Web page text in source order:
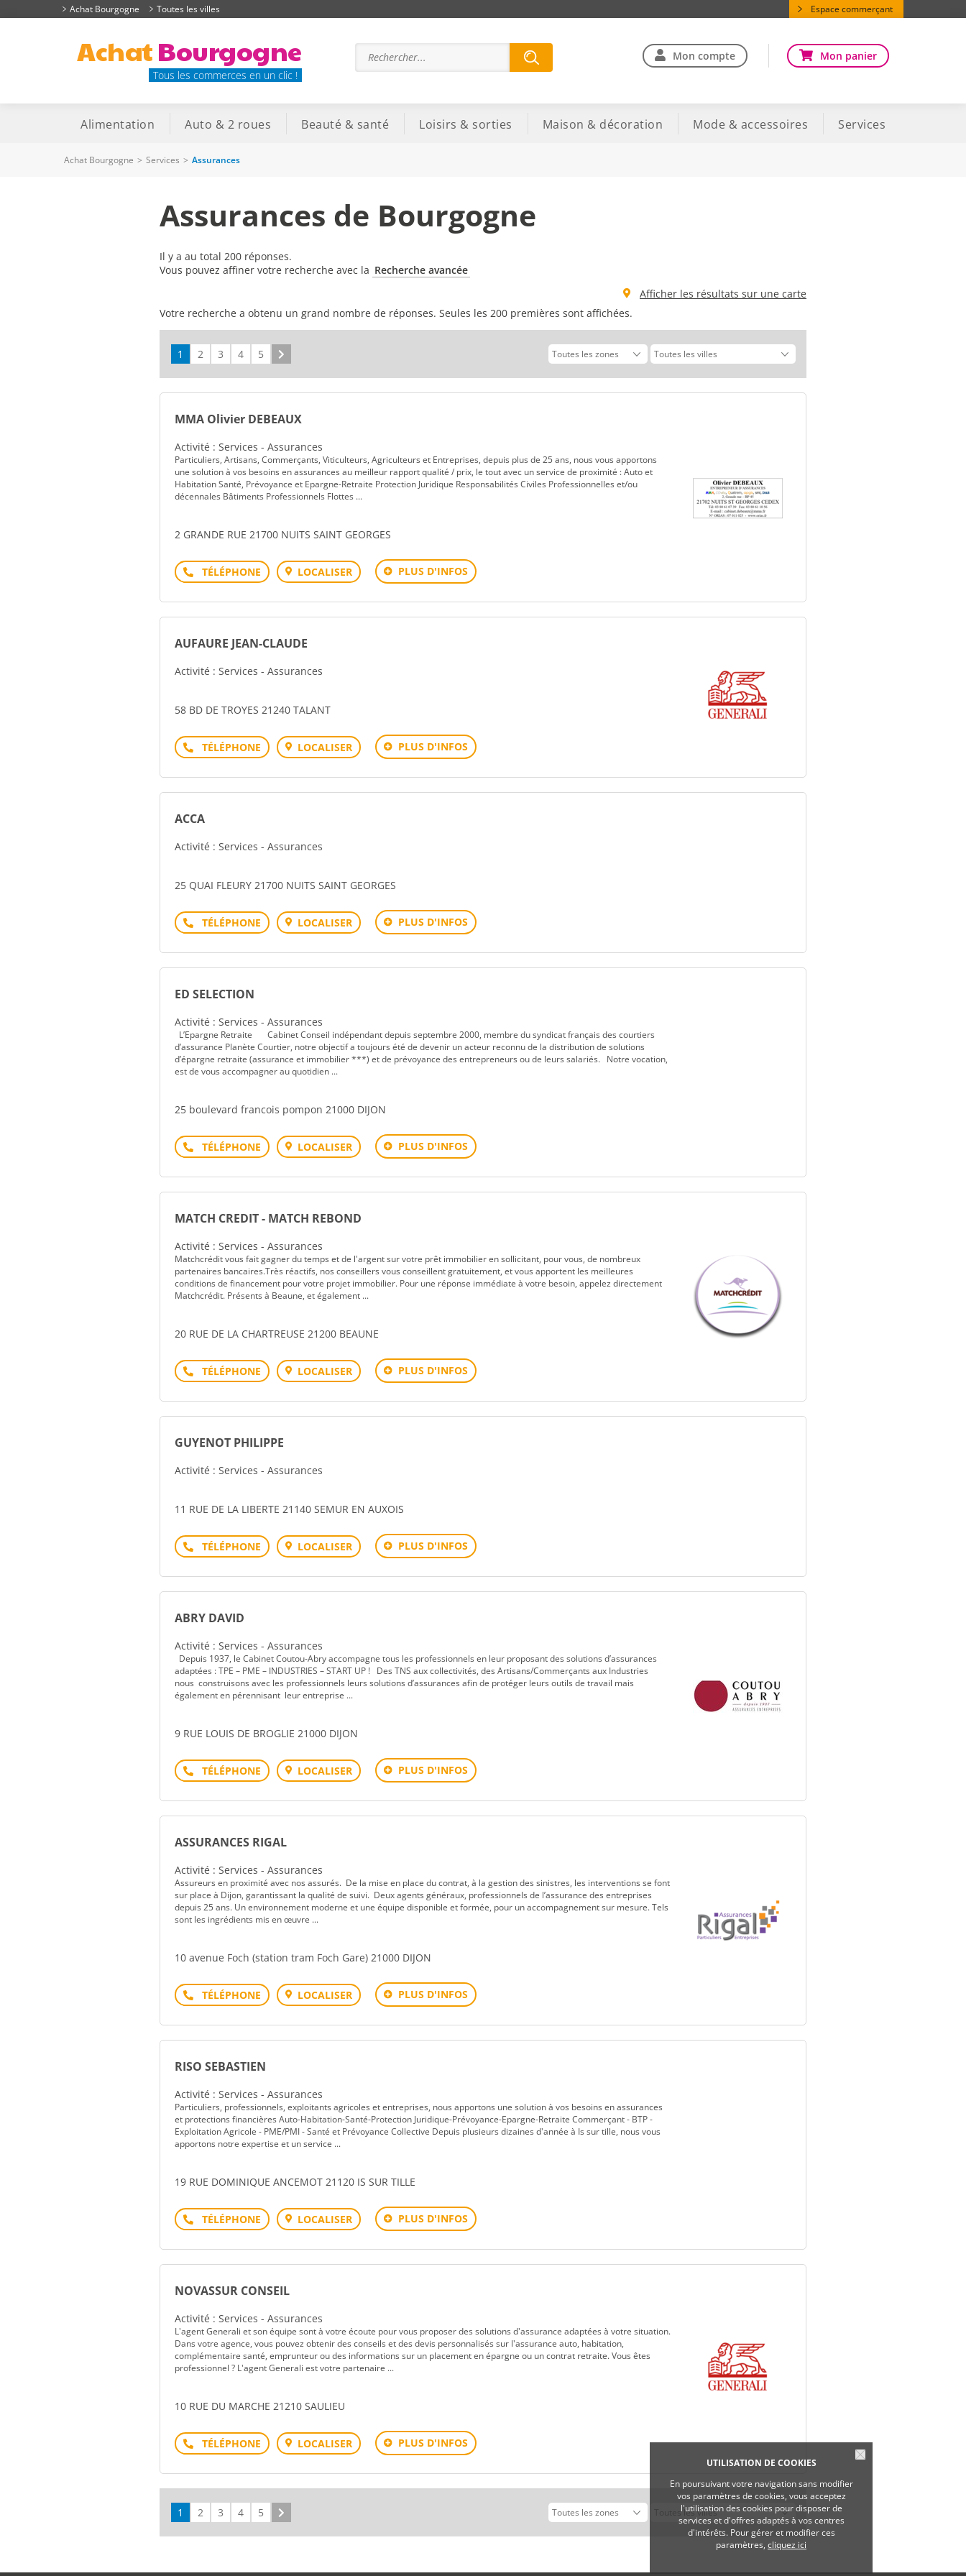
UTILISATION DE COOKIES
En poursuivant votre navigation sans modifier
vos paramètres de cookies, vous acceptez
l'utilisation des cookies pour disposer de
services et d'offres adaptés à vos centres
d'intérêts. Pour gérer et modifier ces
paramètres, cliquez ici
Achat Bourgogne Toutes les villes Espace commerçant
AchatBourgogne
Tous les commerces en un clic !
Mon compte Mon panier
Alimentation Auto & 2 roues Beauté & santé Loisirs & sorties Maison & décoration Mode & accessoires Services
Achat Bourgogne > Services > Assurances
Assurances de Bourgogne
Il y a au total 200 réponses.
Vous pouvez affiner votre recherche avec la Recherche avancée
Afficher les résultats sur une carte
Votre recherche a obtenu un grand nombre de réponses. Seules les 200 premières sont affichées.
1 2 3 4 5
MMA Olivier DEBEAUX
Activité : Services - Assurances
Particuliers, Artisans, Commerçants, Viticulteurs, Agriculteurs et Entreprises, depuis plus de 25 ans, nous vous apportons
une solution à vos besoins en assurances au meilleur rapport qualité / prix, le tout avec un service de proximité : Auto et
Habitation Santé, Prévoyance et Epargne-Retraite Protection Juridique Responsabilités Civiles Professionnelles et/ou
décennales Bâtiments Professionnels Flottes ...
2 GRANDE RUE 21700 NUITS SAINT GEORGES
Téléphone LOCALISER PLUS D'INFOS
AUFAURE JEAN-CLAUDE
Activité : Services - Assurances
58 BD DE TROYES 21240 TALANT
Téléphone LOCALISER PLUS D'INFOS
ACCA
Activité : Services - Assurances
25 QUAI FLEURY 21700 NUITS SAINT GEORGES
Téléphone LOCALISER PLUS D'INFOS
ED SELECTION
Activité : Services - Assurances
L’Epargne Retraite Cabinet Conseil indépendant depuis septembre 2000, membre du syndicat français des courtiers
d’assurance Planète Courtier, notre objectif a toujours été de devenir un acteur reconnu de la distribution de solutions
d’épargne retraite (assurance et immobilier ***) et de prévoyance des entrepreneurs ou de leurs salariés. Notre vocation,
est de vous accompagner au quotidien ...
25 boulevard francois pompon 21000 DIJON
Téléphone LOCALISER PLUS D'INFOS
MATCH CREDIT - MATCH REBOND
Activité : Services - Assurances
Matchcrédit vous fait gagner du temps et de l'argent sur votre prêt immobilier en sollicitant, pour vous, de nombreux
partenaires bancaires.Très réactifs, nos conseillers vous conseillent gratuitement, et vous apportent les meilleures
conditions de financement pour votre projet immobilier. Pour une réponse immédiate à votre besoin, appelez directement
Matchcrédit. Présents à Beaune, et également ...
20 RUE DE LA CHARTREUSE 21200 BEAUNE
Téléphone LOCALISER PLUS D'INFOS
GUYENOT PHILIPPE
Activité : Services - Assurances
11 RUE DE LA LIBERTE 21140 SEMUR EN AUXOIS
Téléphone LOCALISER PLUS D'INFOS
ABRY DAVID
Activité : Services - Assurances
Depuis 1937, le Cabinet Coutou-Abry accompagne tous les professionnels en leur proposant des solutions d’assurances
adaptées : TPE – PME – INDUSTRIES – START UP ! Des TNS aux collectivités, des Artisans/Commerçants aux Industries
nous construisons avec les professionnels leurs solutions d’assurances afin de protéger leurs outils de travail mais
également en pérennisant leur entreprise ...
9 RUE LOUIS DE BROGLIE 21000 DIJON
Téléphone LOCALISER PLUS D'INFOS
ASSURANCES RIGAL
Activité : Services - Assurances
Assureurs en proximité avec nos assurés. De la mise en place du contrat, à la gestion des sinistres, les interventions se font
sur place à Dijon, garantissant la qualité de suivi. Deux agents généraux, professionnels de l’assurance des entreprises
depuis 25 ans. Un environnement moderne et une équipe disponible et formée, pour un accompagnement sur mesure. Tels
sont les ingrédients mis en œuvre ...
10 avenue Foch (station tram Foch Gare) 21000 DIJON
Téléphone LOCALISER PLUS D'INFOS
RISO SEBASTIEN
Activité : Services - Assurances
Particuliers, professionnels, exploitants agricoles et entreprises, nous apportons une solution à vos besoins en assurances
et protections financières Auto-Habitation-Santé-Protection Juridique-Prévoyance-Epargne-Retraite Commerçant - BTP -
Exploitation Agricole - PME/PMI - Santé et Prévoyance Collective Depuis plusieurs dizaines d'année à Is sur tille, nous vous
apportons notre expertise et un service ...
19 RUE DOMINIQUE ANCEMOT 21120 IS SUR TILLE
Téléphone LOCALISER PLUS D'INFOS
NOVASSUR CONSEIL
Activité : Services - Assurances
L'agent Generali et son équipe sont à votre écoute pour vous proposer des solutions d'assurance adaptées à votre situation.
Dans votre agence, vous pouvez obtenir des conseils et des devis personnalisés sur l'assurance auto, habitation,
complémentaire santé, emprunteur ou des informations sur un placement en épargne ou un contrat retraite. Vous êtes
professionnel ? L'agent Generali est votre partenaire ...
10 RUE DU MARCHE 21210 SAULIEU
Téléphone LOCALISER PLUS D'INFOS
1 2 3 4 5